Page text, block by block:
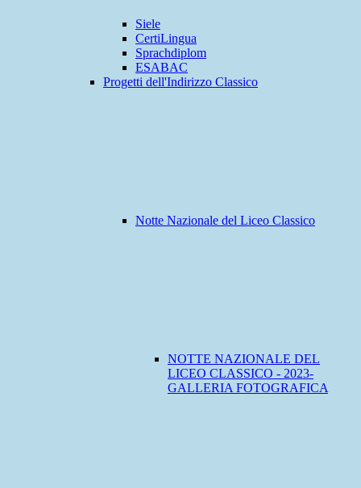
Siele
CertiLingua
Sprachdiplom
ESABAC
Progetti dell'Indirizzo Classico
Notte Nazionale del Liceo Classico
NOTTE NAZIONALE DEL
LICEO CLASSICO - 2023-
GALLERIA FOTOGRAFICA